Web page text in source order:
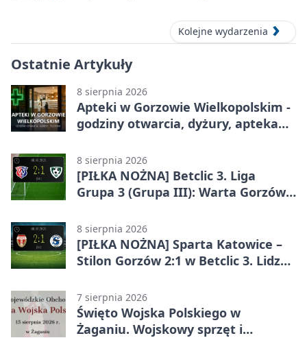
Kolejne wydarzenia
Ostatnie Artykuły
8 sierpnia 2026
Apteki w Gorzowie Wielkopolskim -
godziny otwarcia, dyżury, apteka
8 sierpnia 2026
[PIŁKA NOŻNA] Betclic 3. Liga
Grupa 3 (Grupa III): Warta Gorzów
8 sierpnia 2026
[PIŁKA NOŻNA] Sparta Katowice –
Stilon Gorzów 2:1 w Betclic 3. Lidze
stracili zwycięstwo w doliczonym
czasie
7 sierpnia 2026
Święto Wojska Polskiego w
Żaganiu. Wojskowy sprzęt i